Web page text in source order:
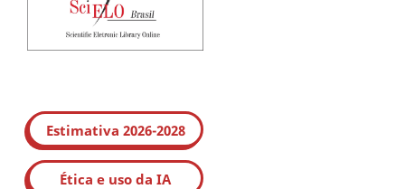
Estimativa 2026-2028
Ética e uso da IA